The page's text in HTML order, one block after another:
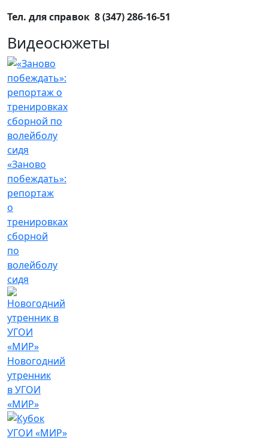
Тел. для справок 8 (347) 286-16-51
Видеосюжеты
«Заново
побеждать»:
репортаж
о
тренировках
сборной
по
волейболу
сидя
Новогодний
утренник
в УГОИ
«МИР»